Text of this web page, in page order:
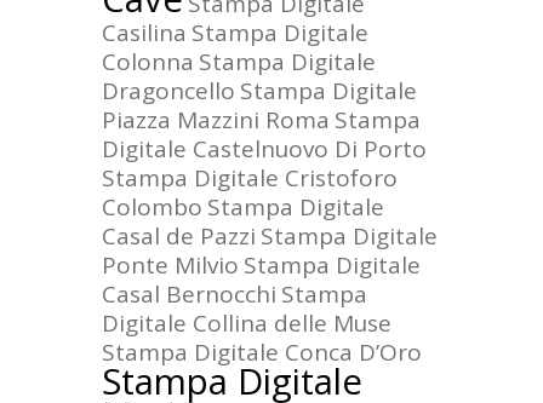
Casilina Stampa Digitale
Colonna Stampa Digitale
Dragoncello Stampa Digitale
Piazza Mazzini Roma Stampa
Digitale Castelnuovo Di Porto
Stampa Digitale Cristoforo
Colombo Stampa Digitale
Casal de Pazzi Stampa Digitale
Ponte Milvio Stampa Digitale
Casal Bernocchi Stampa
Digitale Collina delle Muse
Stampa Digitale Conca D’Oro
Stampa Digitale